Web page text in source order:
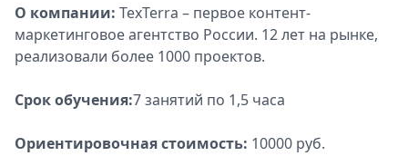
О компании: TexTerra – первое контент-
маркетинговое агентство России. 12 лет на рынке,
реализовали более 1000 проектов.
Срок обучения:7 занятий по 1,5 часа
Ориентировочная стоимость: 10000 руб.